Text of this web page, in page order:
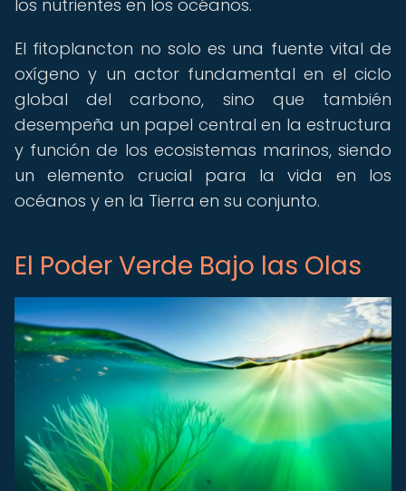
los nutrientes en los océanos.
El fitoplancton no solo es una fuente vital de
oxígeno y un actor fundamental en el ciclo
global del carbono, sino que también
desempeña un papel central en la estructura
y función de los ecosistemas marinos, siendo
un elemento crucial para la vida en los
océanos y en la Tierra en su conjunto.
El Poder Verde Bajo las Olas